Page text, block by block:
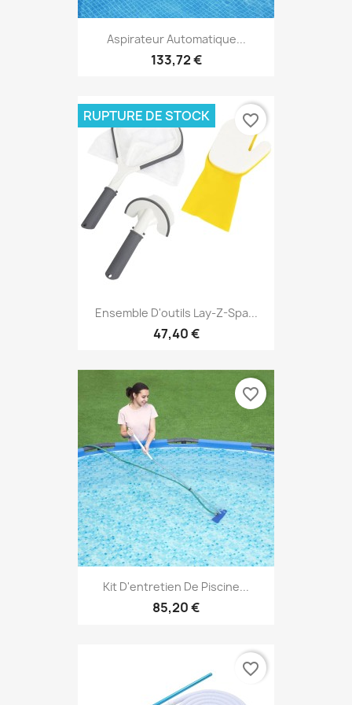
Aspirateur Automatique...
133,72 €
Ensemble D'outils Lay-Z-Spa...
47,40 €
RUPTURE DE STOCK favorite_border
Kit D'entretien De Piscine...
85,20 €
favorite_border
favorite_border